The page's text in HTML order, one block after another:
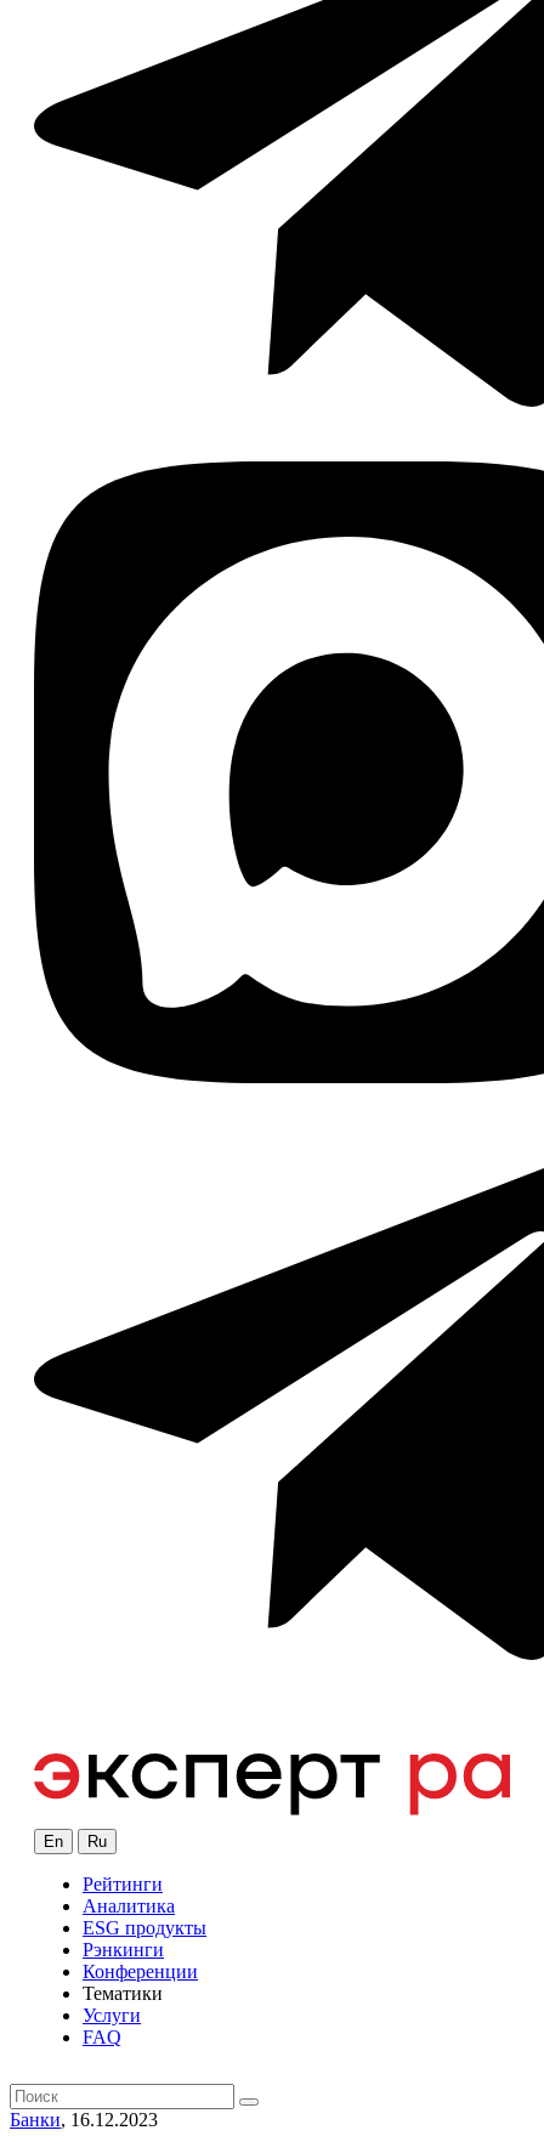
En Ru
Рейтинги
Аналитика
ESG продукты
Рэнкинги
Конференции
Тематики
Услуги
FAQ
Банки, 16.12.2023